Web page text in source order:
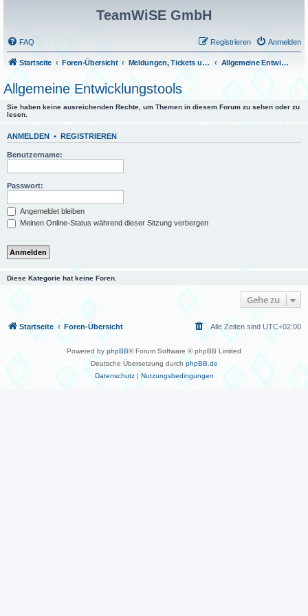
TeamWiSE GmbH
FAQ Anmelden
Registrieren
Startseite Foren-Übersicht Meldungen, Tickets und Fragen Allgemeine Entwicklungstools
Allgemeine Entwicklungstools
Sie haben keine ausreichenden Rechte, um Themen in diesem Forum zu sehen oder zu
lesen.
ANMELDEN • REGISTRIEREN
Benutzername:
Passwort:
Angemeldet bleiben
Meinen Online-Status während dieser Sitzung verbergen
Diese Kategorie hat keine Foren.
Gehe zu
Startseite Foren-Übersicht Alle Zeiten sind UTC+02:00
Powered by phpBB® Forum Software © phpBB Limited
Deutsche Übersetzung durch phpBB.de
Datenschutz| Nutzungsbedingungen